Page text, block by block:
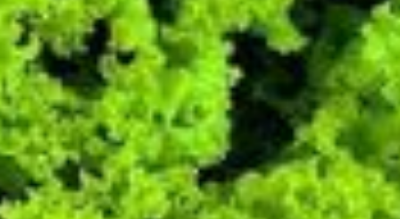
Rode pruimen
Witte druiven (met pit)
Alles is biologisch, tenzij anders aangegeven.
dat lijkt mij ook wel wat!